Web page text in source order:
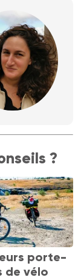
?
porte-
de vélo